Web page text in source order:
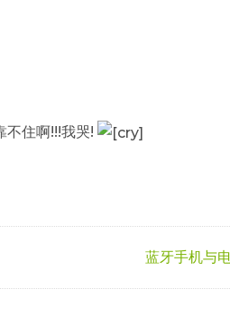
不住啊!!!我哭!
蓝牙手机与